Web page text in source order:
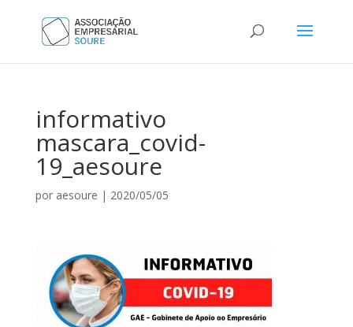
informativo
mascara_covid-
19_aesoure
por aesoure | 2020/05/05